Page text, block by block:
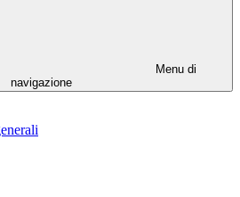
Menu di
navigazione